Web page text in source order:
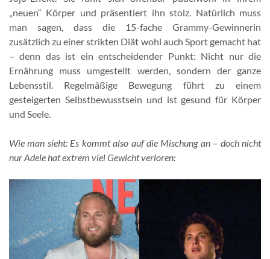
„neuen“ Körper und präsentiert ihn stolz. Natürlich muss
man sagen, dass die 15-fache Grammy-Gewinnerin
zusätzlich zu einer strikten Diät wohl auch Sport gemacht hat
– denn das ist ein entscheidender Punkt: Nicht nur die
Ernährung muss umgestellt werden, sondern der ganze
Lebensstil. Regelmäßige Bewegung führt zu einem
gesteigerten Selbstbewusstsein und ist gesund für Körper
und Seele.
Wie man sieht: Es kommt also auf die Mischung an – doch nicht
nur Adele hat extrem viel Gewicht verloren: